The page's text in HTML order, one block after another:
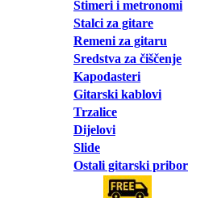
Štimeri i metronomi
Stalci za gitare
Remeni za gitaru
Sredstva za čiščenje
Kapodasteri
Gitarski kablovi
Trzalice
Dijelovi
Slide
Ostali gitarski pribor